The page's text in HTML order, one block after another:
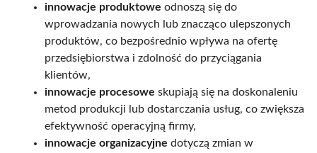
innowacje produktowe odnoszą się do
wprowadzania nowych lub znacząco ulepszonych
produktów, co bezpośrednio wpływa na ofertę
przedsiębiorstwa i zdolność do przyciągania
klientów,
innowacje procesowe skupiają się na doskonaleniu
metod produkcji lub dostarczania usług, co zwiększa
efektywność operacyjną firmy,
innowacje organizacyjne dotyczą zmian w